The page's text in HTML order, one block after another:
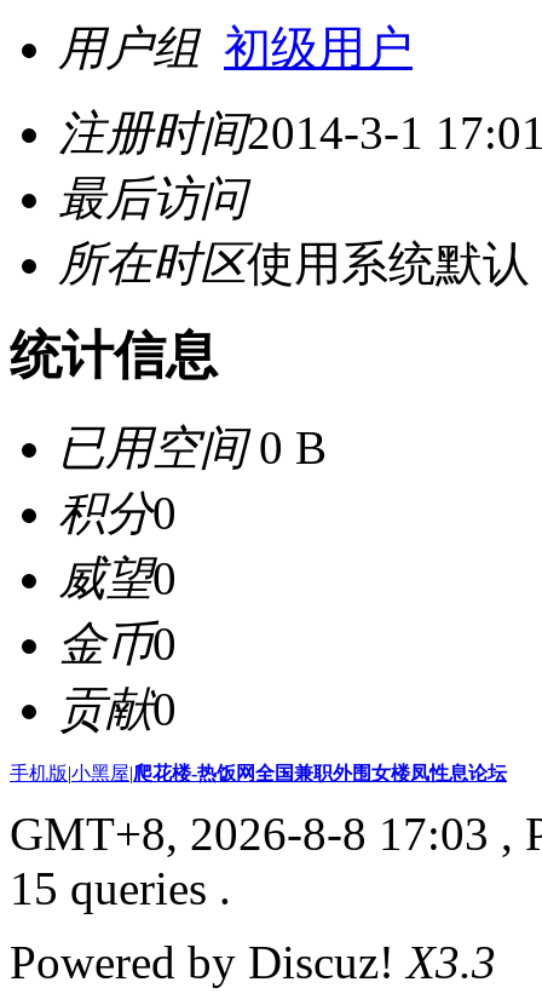
用户组 初级用户
注册时间2014-3-1
最后访问
所在时区使用系统默认
统计信息
已用空间0 B
积分0
威望0
金币0
贡献0
手机版|小黑屋|爬花楼-热饭网全国兼职外围女楼凤性息论坛
GMT+8, 2026-8-8 17:03 ,
15 queries .
Powered by Discuz!X3.3